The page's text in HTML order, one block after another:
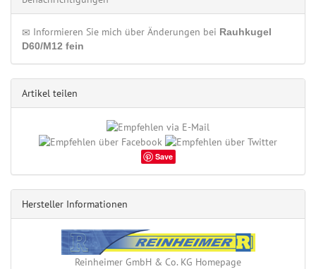
Informieren Sie mich über Änderungen bei Rauhkugel
D60/M12 fein
Artikel teilen
Save
Hersteller Informationen
Reinheimer GmbH & Co. KG Homepage